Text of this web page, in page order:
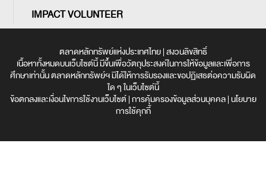
IMPACT VOLUNTEER
ตลาดหลักทรัพย์แห่งประเทศไทย | สงวนลิขสิทธิ์
เนื้อหาทั้งหมดบนเว็บไซต์นี้ มีขึ้นเพื่อวัตถุประสงค์ในการให้ข้อมูลและเพื่อการ
ศึกษาเท่านั้น ตลาดหลักทรัพย์ฯ มิได้ให้การรับรองและขอปฏิเสธต่อความรับผิด
ใด ๆ ในเว็บไซต์นี้
ข้อตกลงและเงื่อนไขการใช้งานเว็บไซต์|การคุ้มครองข้อมูลส่วนบุคคล|นโยบาย
การใช้คุกกี้